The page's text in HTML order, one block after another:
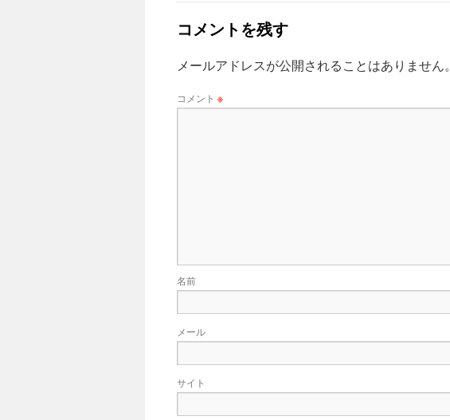
コメントを残す
メールアドレスが公開されることはありません。
コメント ※
名前
メール
サイト